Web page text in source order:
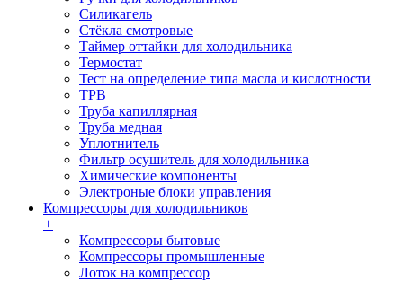
Силикагель
Стёкла смотровые
Таймер оттайки для холодильника
Термостат
Тест на определение типа масла и кислотности
ТРВ
Труба капиллярная
Труба медная
Уплотнитель
Фильтр осушитель для холодильника
Химические компоненты
Электроные блоки управления
Компрессоры для холодильников
+
Компрессоры бытовые
Компрессоры промышленные
Лоток на компрессор